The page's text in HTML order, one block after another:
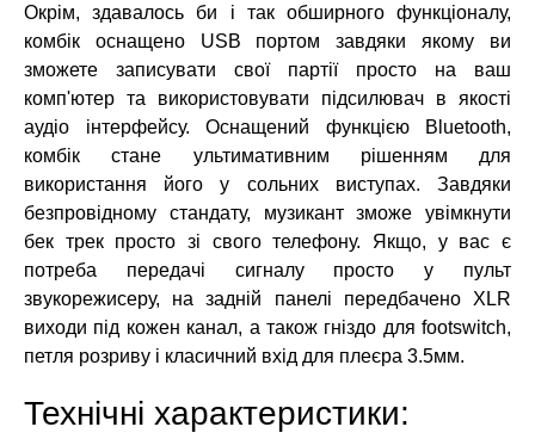
Окрім, здавалось би і так обширного функціоналу,
комбік оснащено USB портом завдяки якому ви
зможете записувати свої партії просто на ваш
комп'ютер та використовувати підсилювач в якості
аудіо інтерфейсу. Оснащений функцією Bluetooth,
комбік стане ультимативним рішенням для
використання його у сольних виступах. Завдяки
безпровідному стандату, музикант зможе увімкнути
бек трек просто зі свого телефону. Якщо, у вас є
потреба передачі сигналу просто у пульт
звукорежисеру, на задній панелі передбачено XLR
виходи під кожен канал, а також гніздо для footswitch,
петля розриву і класичний вхід для плеєра 3.5мм.
Технічні характеристики: